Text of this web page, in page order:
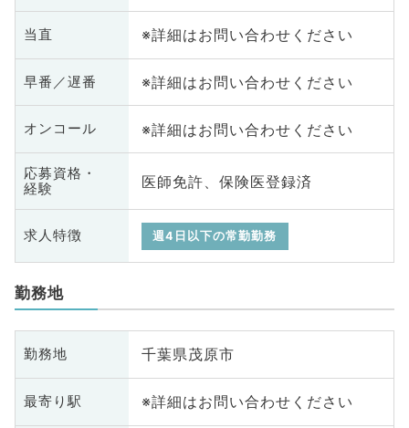
当直 ※詳細はお問い合わせください
早番／遅番 ※詳細はお問い合わせください
オンコール ※詳細はお問い合わせください
応募資格・
経験
医師免許、保険医登録済
求人特徴 週4日以下の常勤勤務
勤務地
勤務地 千葉県茂原市
最寄り駅 ※詳細はお問い合わせください